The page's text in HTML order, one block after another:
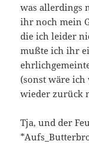
was allerdings
ihr noch mein
die ich leider
mußte ich ihr
(sonst wäre
wieder zurück
Tja, und der